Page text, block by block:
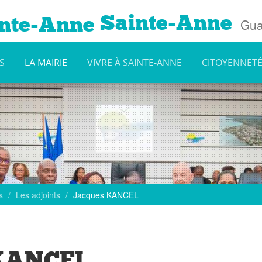
Sainte-Anne
LA MAIRIE VIVRE À SAINTE-ANNE CITOYENNETÉ
Les adjoints Jacques KANCEL